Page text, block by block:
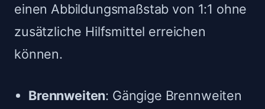
einen Abbildungsmaßstab von 1:1 ohne
zusätzliche Hilfsmittel erreichen
können.
Brennweiten: Gängige Brennweiten